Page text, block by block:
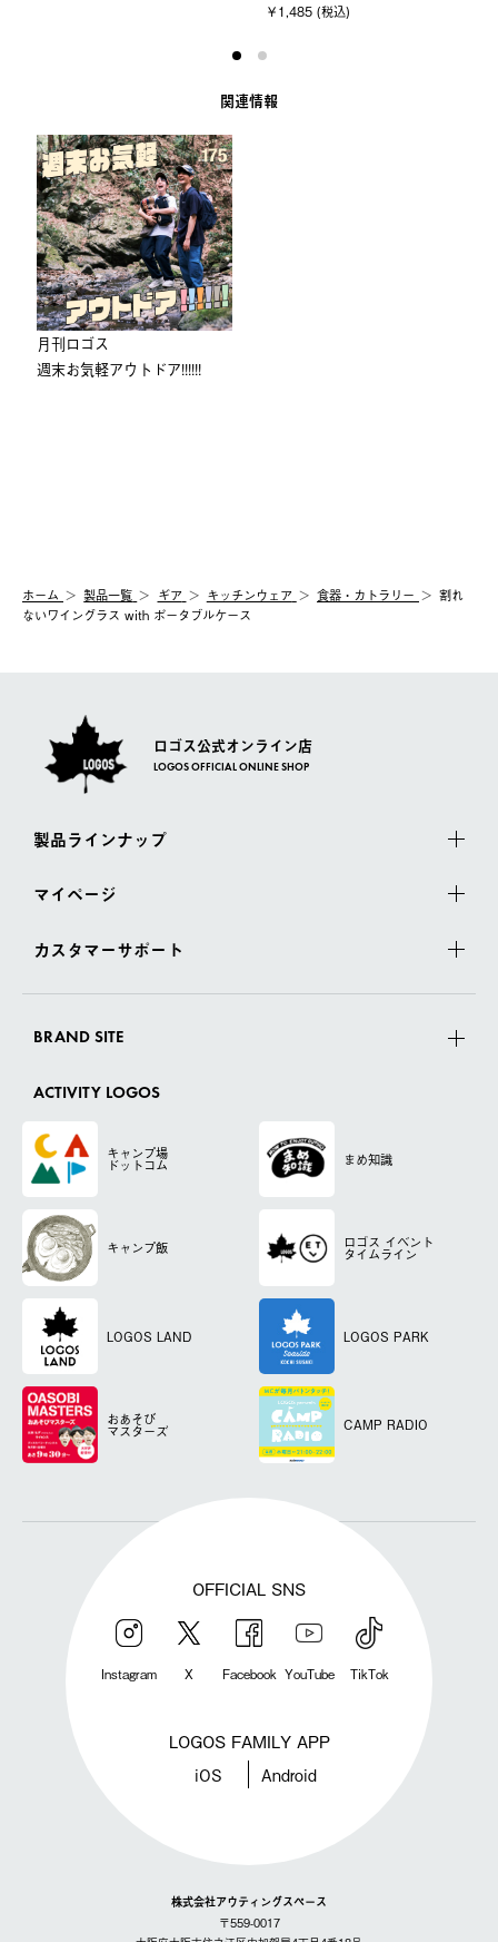
￥1,485 (税込)
関連情報
⽉刊ロゴス
週末お気軽アウトドア!!!!!!
ホーム 製品⼀覧 ギア キッチンウェア 食器・カトラリー
割れ
ないワイングラス with ポータブルケース
ロゴス公式オンライン店
LOGOS OFFICIAL ONLINE SHOP
製品ラインナップ
マイページ
カスタマーサポート
BRAND SITE
ACTIVITY LOGOS
キャンプ場
ドットコム まめ知識
キャンプ飯 ロゴス イベント
タイムライン
LOGOS LAND LOGOS PARK
おあそび
マスターズ CAMP RADIO
OFFICIAL SNS
Instagram X Facebook YouTube TikTok
LOGOS FAMILY APP
iOS Android
株式会社アウティングスペース
〒559-0017